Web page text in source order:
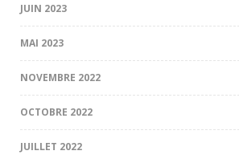
JUIN 2023
MAI 2023
NOVEMBRE 2022
OCTOBRE 2022
JUILLET 2022